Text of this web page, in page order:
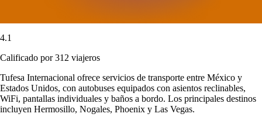
4.1
Calificado por 312 viajeros
Tufesa Internacional ofrece servicios de transporte entre México y
Estados Unidos, con autobuses equipados con asientos reclinables,
WiFi, pantallas individuales y baños a bordo. Los principales destinos
incluyen Hermosillo, Nogales, Phoenix y Las Vegas.